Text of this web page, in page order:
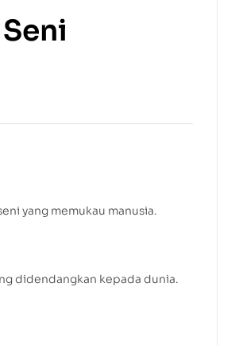
yang memukau manusia.
didendangkan kepada dunia.